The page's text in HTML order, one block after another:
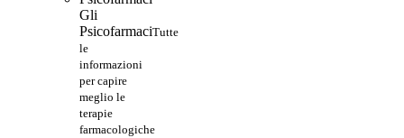
Gli
PsicofarmaciTutte
le
informazioni
per capire
meglio le
terapie
farmacologiche